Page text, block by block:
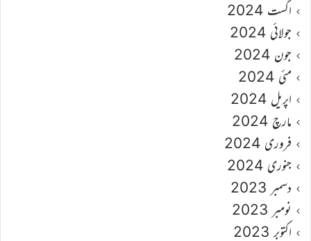
اگست 2024
جولائی 2024
جون 2024
مئی 2024
اپریل 2024
مارچ 2024
فروری 2024
جنوری 2024
دسمبر 2023
نومبر 2023
اکتوبر 2023